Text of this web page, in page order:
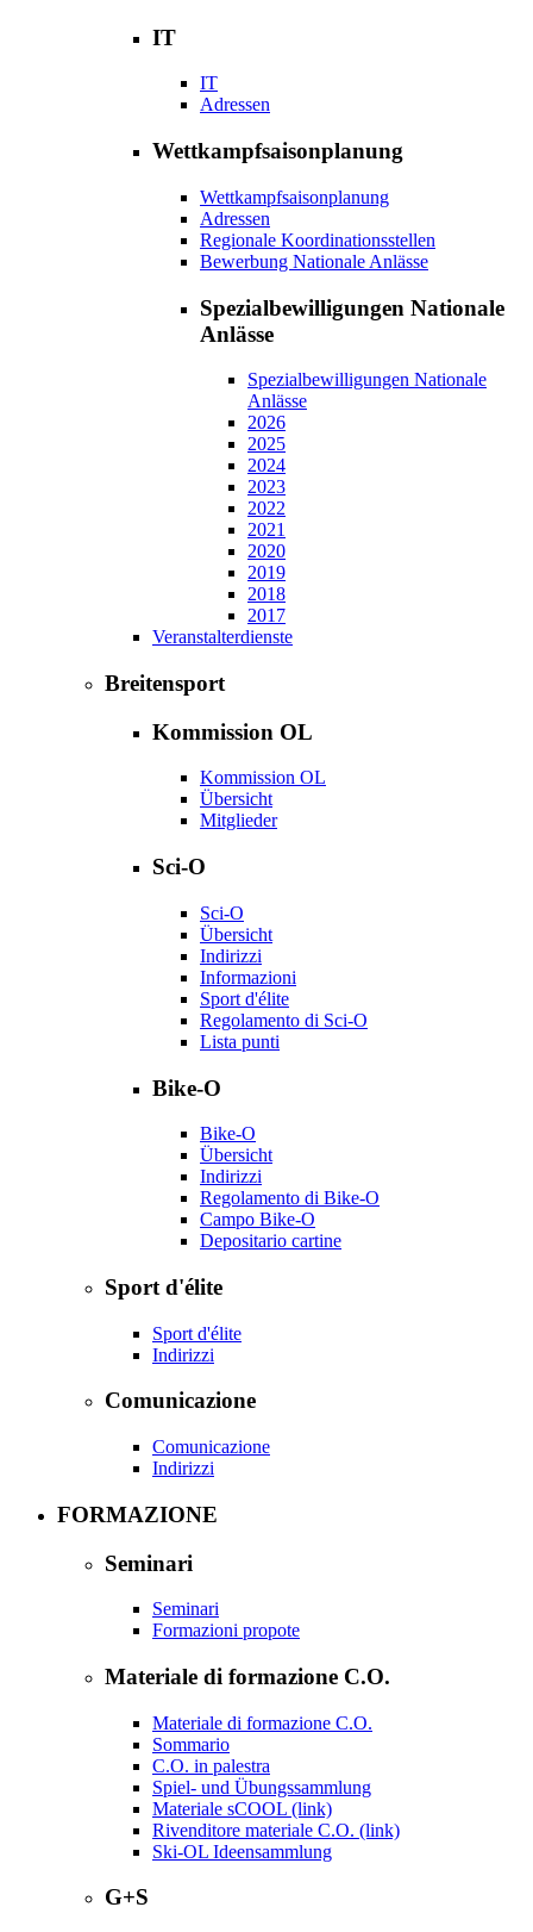
IT
IT
Adressen
Wettkampfsaisonplanung
Wettkampfsaisonplanung
Adressen
Regionale Koordinationsstellen
Bewerbung Nationale Anlässe
Spezialbewilligungen Nationale
Anlässe
Spezialbewilligungen Nationale
Anlässe
2026
2025
2024
2023
2022
2021
2020
2019
2018
2017
Veranstalterdienste
Breitensport
Kommission OL
Kommission OL
Übersicht
Mitglieder
Sci-O
Sci-O
Übersicht
Indirizzi
Informazioni
Sport d'élite
Regolamento di Sci-O
Lista punti
Bike-O
Bike-O
Übersicht
Indirizzi
Regolamento di Bike-O
Campo Bike-O
Depositario cartine
Sport d'élite
Sport d'élite
Indirizzi
Comunicazione
Comunicazione
Indirizzi
FORMAZIONE
Seminari
Seminari
Formazioni propote
Materiale di formazione C.O.
Materiale di formazione C.O.
Sommario
C.O. in palestra
Spiel- und Übungssammlung
Materiale sCOOL (link)
Rivenditore materiale C.O. (link)
Ski-OL Ideensammlung
G+S